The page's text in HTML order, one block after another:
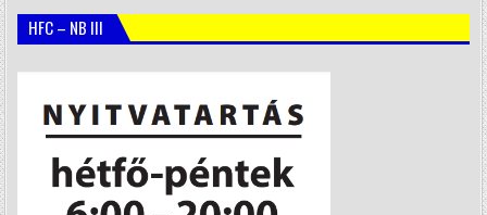
HFC – NB III